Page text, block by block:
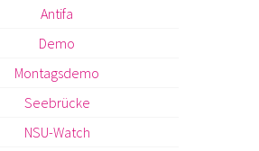
Antifa
Demo
Montagsdemo
Seebrücke
NSU-Watch